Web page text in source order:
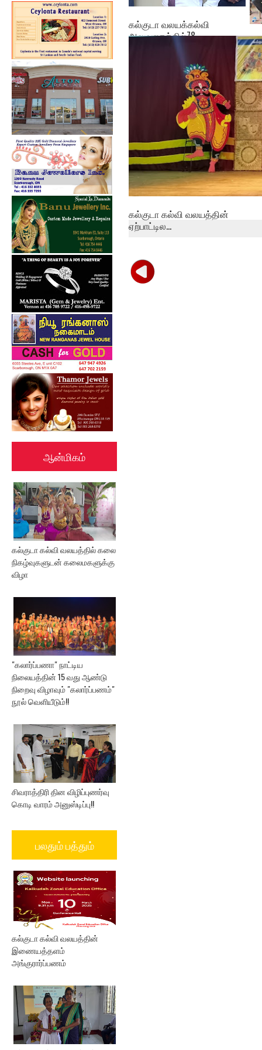
ஆன்மிகம்
கல்குடா கல்வி வலயத்தில் கலை
நிகழ்வுகளுடன் கலைமகளுக்கு
விழா
"கலார்ப்பணா" நாட்டிய
நிலையத்தின் 15 வது ஆண்டு
நிறைவு விழாவும் "கலார்ப்பணம்"
நூல் வெளியீடும்!!
சிவராத்திரி தின விழிப்புணர்வு
கொடி வாரம் அனுஸ்டிப்பு!!
பலதும் பத்தும்
கல்குடா கல்வி வலயத்தின்
இணையத்தளம்
அங்குரார்ப்பணம்
கல்குடா வலயக்கல்வி
அலுவலகத்தில்78 ...
கல்குடா கல்வி வலயத்தின்
ஏற்பாட்டில...